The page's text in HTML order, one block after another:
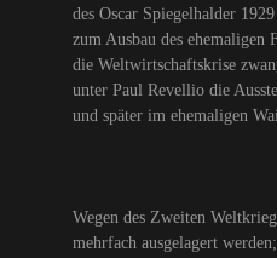
des Oscar Spiegelhalder
zum Ausbau des ehemaligen
die Weltwirtschaftskrise
unter Paul Revellio die
und später im ehemaligen
Wegen des Zweiten
mehrfach ausgelagert